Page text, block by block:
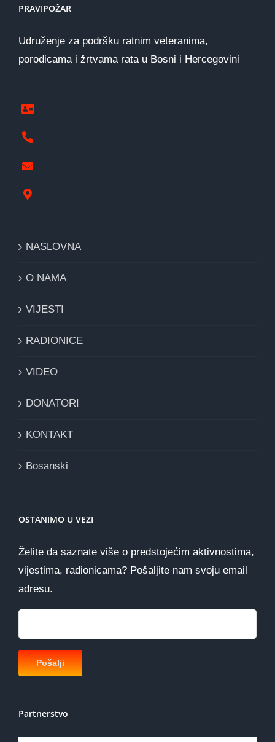
PRAVIPOŽAR
Udruženje za podršku ratnim veteranima,
porodicama i žrtvama rata u Bosni i Hercegovini
NASLOVNA
O NAMA
VIJESTI
RADIONICE
VIDEO
DONATORI
KONTAKT
Bosanski
OSTANIMO U VEZI
Želite da saznate više o predstojećim aktivnostima,
vijestima, radionicama? Pošaljite nam svoju email
adresu.
Partnerstvo